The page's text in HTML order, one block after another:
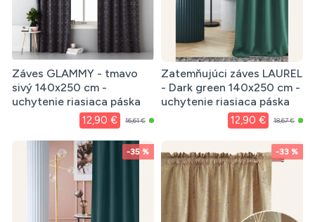
Záves GLAMMY - tmavo
sivý 140x250 cm -
uchytenie riasiaca páska
12,90 € 16,61 €
Zatemňujúci záves LAUREL
- Dark green 140x250 cm -
uchytenie riasiaca páska
12,90 € 18,67 €
-35 % -33 %